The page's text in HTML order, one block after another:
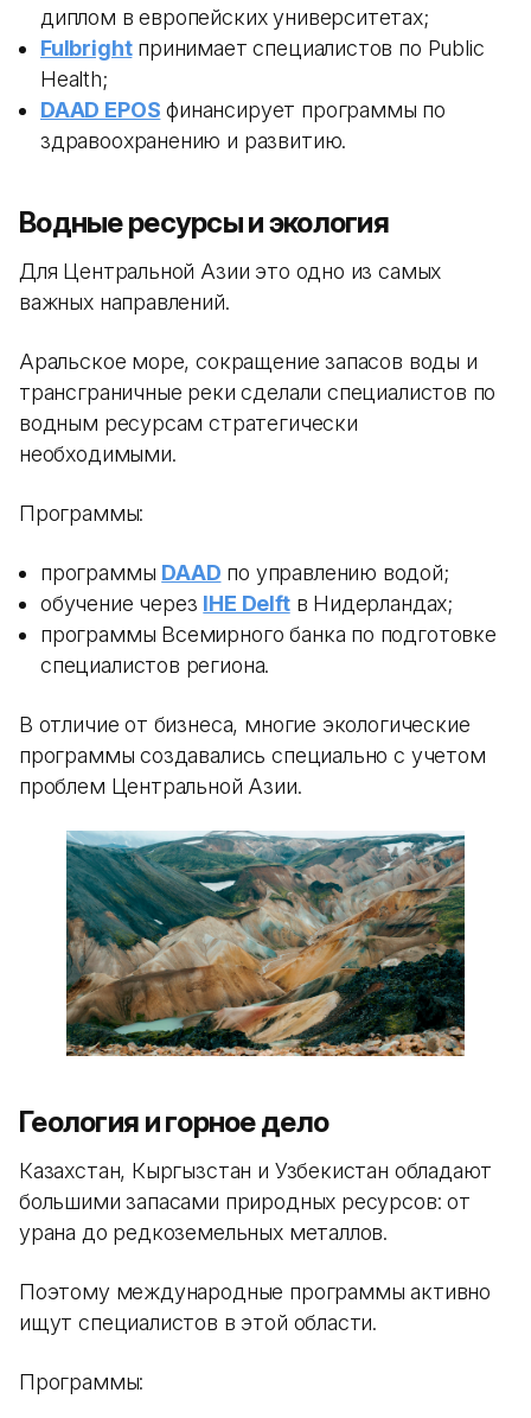
диплом в европейских университетах;
Fulbrightпринимает специалистов по Public
Health;
DAAD EPOS финансирует программы по
здравоохранению и развитию.
Водные ресурсы и экология
Для Центральной Азии это одно из самых
важных направлений.
Аральское море, сокращение запасов воды и
трансграничные реки сделали специалистов по
водным ресурсам стратегически
необходимыми.
Программы:
программы DAAD по управлению водой;
обучение через IHE Delftв Нидерландах;
программы Всемирного банка по подготовке
специалистов региона.
В отличие от бизнеса, многие экологические
программы создавались специально с учетом
проблем Центральной Азии.
Геология и горное дело
Казахстан, Кыргызстан и Узбекистан обладают
большими запасами природных ресурсов: от
урана до редкоземельных металлов.
Поэтому международные программы активно
ищут специалистов в этой области.
Программы: